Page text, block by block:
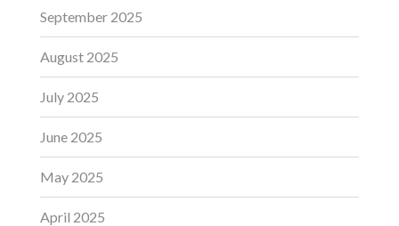
September 2025
August 2025
July 2025
June 2025
May 2025
April 2025